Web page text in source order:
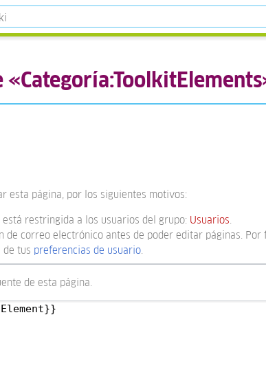
esta página, por los siguientes motivos:
restringida a los usuarios del grupo: Usuarios.
de correo electrónico antes de poder editar páginas.
tus preferencias de usuario.
de esta página.